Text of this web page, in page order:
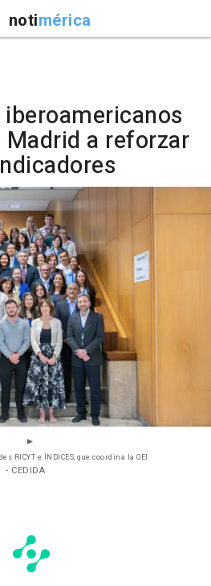
notimérica
a reforzar
RICYT e ÍNDICES, que coordina la OEI
- CEDIDA